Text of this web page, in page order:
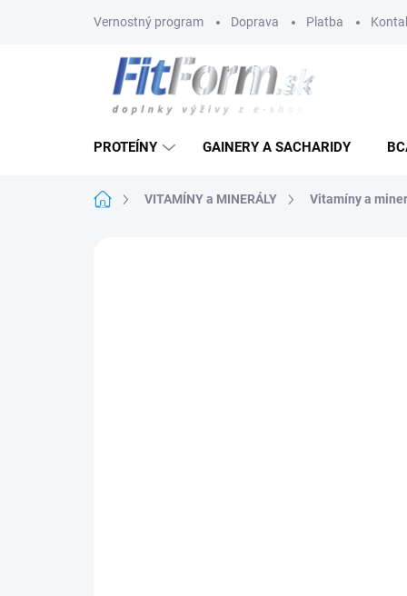
Vernostný program Doprava Platba
PROTEÍNY GAINERY A SACHARIDY
DomovVITAMÍNY a MINERÁLY Vitamíny a